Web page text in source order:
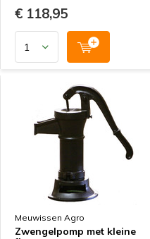
€ 118,95
Meuwissen Agro
Zwengelpomp met kleine